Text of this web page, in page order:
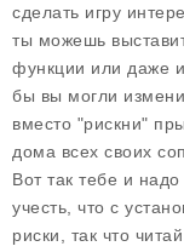
сделать игру
ты можешь
функции или даже
бы вы могли
вместо "рискни"
дома всех своих
Вот так тебе и
учесть, что с
риски, так что